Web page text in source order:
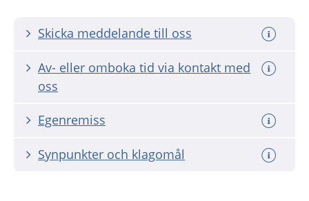
Skicka meddelande till oss
Av- eller omboka tid via kontakt med
oss
Egenremiss
Synpunkter och klagomål